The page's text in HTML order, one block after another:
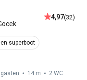
4,97(32)
superboot
14 m 2 WC